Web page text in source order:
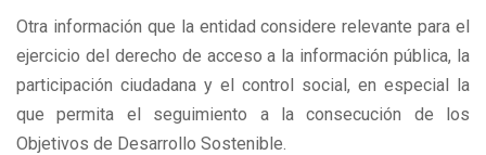
Otra información que la entidad considere relevante para el
ejercicio del derecho de acceso a la información pública, la
participación ciudadana y el control social, en especial la
que permita el seguimiento a la consecución de los
Objetivos de Desarrollo Sostenible.